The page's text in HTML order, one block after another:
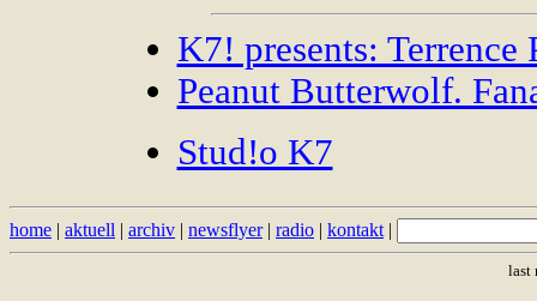
K7! presents: Terrence
Peanut Butterwolf.
Stud!o K7
home | aktuell | archiv | newsflyer| radio | kontakt |
last